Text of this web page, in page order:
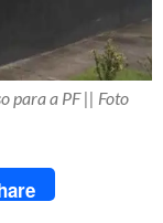
para a PF || Foto